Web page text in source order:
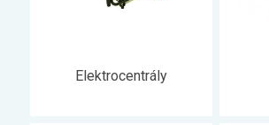
Všechny kategorie
Elektrocentrály